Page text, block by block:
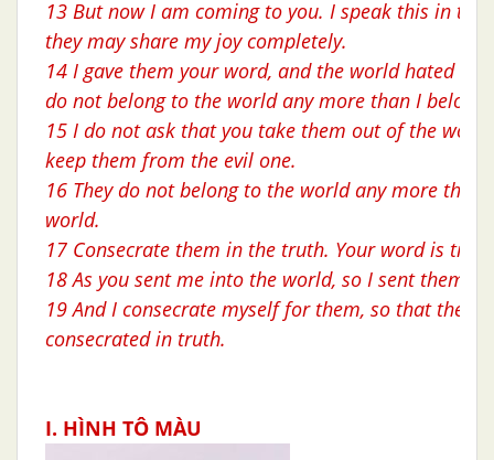
13 But now I am coming to you. I speak this in
they may share my joy completely.
14 I gave them your word, and the world hated
do not belong to the world any more than I
15 I do not ask that you take them out of the
keep them from the evil one.
16 They do not belong to the world any more than
world.
17 Consecrate them in the truth. Your word is
18 As you sent me into the world, so I sent them
19 And I consecrate myself for them, so that they
consecrated in truth.
I. HÌNH TÔ MÀU